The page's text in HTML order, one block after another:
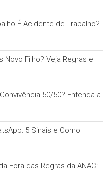
É Acidente de Trabalho?
Novo Filho? Veja Regras e
50/50? Entenda a
5 Sinais e Como
Fora das Regras da ANAC: